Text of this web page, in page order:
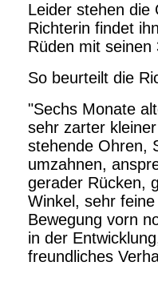
Leider stehen die
Richterin findet
Rüden mit seinen
So beurteilt die
"Sechs Monate
sehr zarter
stehende Ohren,
umzahnen,
gerader Rücken,
Winkel, sehr
Bewegung vorn
in der
freundliches